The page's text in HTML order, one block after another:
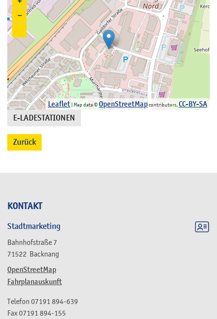
KONTAKT
Stadtmarketing
Bahnhofstraße 7
71522 Backnang
OpenStreetMap
Fahrplanauskunft
Telefon 07191 894-639
Fax07191 894-155
−
Leaflet | Map data ©OpenStreetMapcontributors, CC-BY-SA
E-LADESTATIONEN
Zurück